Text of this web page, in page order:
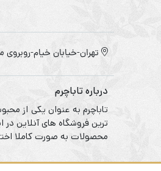
تهران-خیابان خیام-روبروی متروی مترو ۱۵
درباره تاباچرم
تاباچرم به عنوان یکی از
ترین فروشگاه های آنلاین
محصولات به صورت کاملا